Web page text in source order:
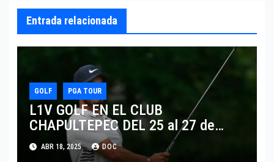
Entrada relacionada
GOLF PGA TOUR
L1V GOLF EN EL CLUB
CHAPULTEPEC DEL 25 al 27 de
Abril
ABR 18, 2025 DOC